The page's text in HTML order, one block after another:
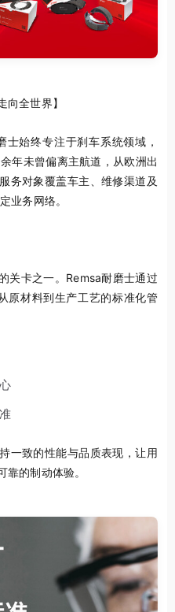
向全世界】
始终专注于刹车系统领域，
年未曾偏离主航道，从欧洲出
务对象覆盖车主、维修渠道及
业务网络。
关卡之一。Remsa耐磨士通过
原材料到生产工艺的标准化管
一致的性能与品质表现，让用
靠的制动体验。